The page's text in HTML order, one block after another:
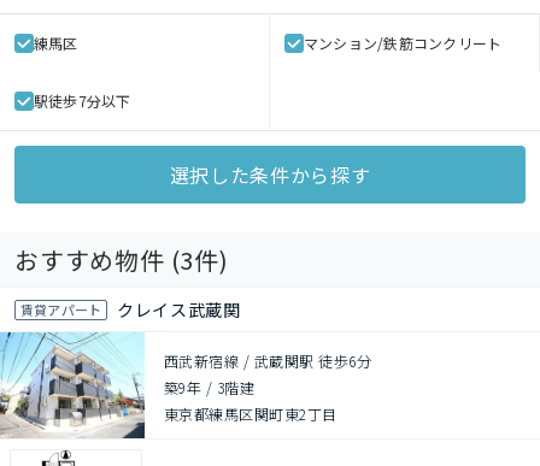
練馬区 マンション/鉄筋コンクリート
駅徒歩7分以下
選択した条件から探す
おすすめ物件 (3件)
賃貸アパート クレイス武蔵関
西武新宿線 / 武蔵関駅 徒歩6分
築9年 / 3階建
東京都練馬区関町東2丁目